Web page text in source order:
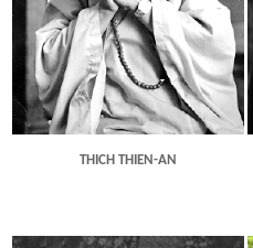
THICH THIEN-AN